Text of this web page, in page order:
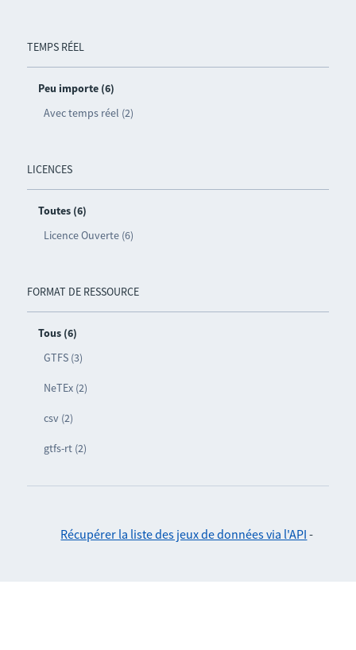
TEMPS RÉEL
Peu importe (6)
Avec temps réel (2)
LICENCES
Toutes (6)
Licence Ouverte (6)
FORMAT DE RESSOURCE
Tous (6)
GTFS (3)
NeTEx (2)
csv (2)
gtfs-rt (2)
Récupérer la liste des jeux de données via l'API -